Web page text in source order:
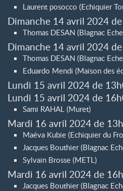
Laurent posocco (Echiquier
Dimanche 14 avril 2024
Thomas DESAN (Blagnac
Dimanche 14 avril 2024
Thomas DESAN (Blagnac
Eduardo Mendi (Maison des
Lundi 15 avril 2024 de
Lundi 15 avril 2024 de
Sami RAHAL (Muret)
Mardi 16 avril 2024 de
Maéva Kubie (Echiquier du
Jacques Bouthier (Blagnac
Sylvain Brosse (METL)
Mardi 16 avril 2024 de
Jacques Bouthier (Blagnac